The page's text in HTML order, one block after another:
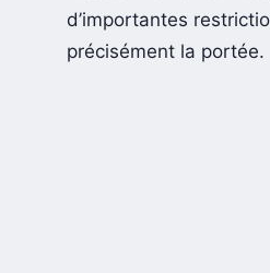
d’importantes
précisément la portée.